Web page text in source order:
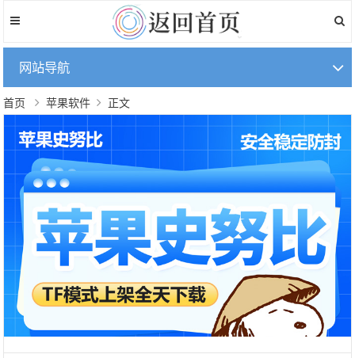
网站导航
首页 苹果软件 正文